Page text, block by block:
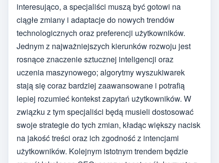
interesująco, a specjaliści muszą być gotowi na
ciągłe zmiany i adaptacje do nowych trendów
technologicznych oraz preferencji użytkowników.
Jednym z najważniejszych kierunków rozwoju jest
rosnące znaczenie sztucznej inteligencji oraz
uczenia maszynowego; algorytmy wyszukiwarek
stają się coraz bardziej zaawansowane i potrafią
lepiej rozumieć kontekst zapytań użytkowników. W
związku z tym specjaliści będą musieli dostosować
swoje strategie do tych zmian, kładąc większy nacisk
na jakość treści oraz ich zgodność z intencjami
użytkowników. Kolejnym istotnym trendem będzie